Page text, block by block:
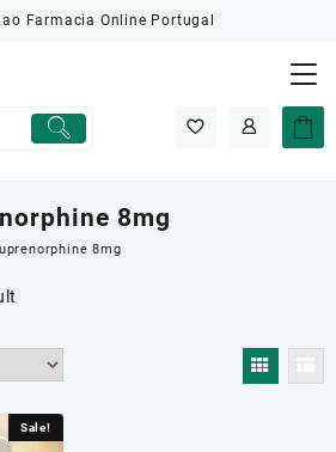
ao Farmacia Online Portugal
8mg
8mg
Sale!